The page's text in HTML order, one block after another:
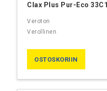
Clax Plus Pur-Eco 33C1
OSTOSKORIIN